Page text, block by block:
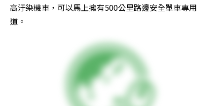
高汙染機車，可以馬上擁有500公里路邊安全單車專用
道。